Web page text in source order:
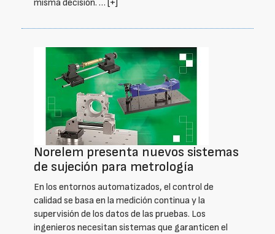
misma decisión. … [+]
Norelem presenta nuevos sistemas
de sujeción para metrología
En los entornos automatizados, el control de
calidad se basa en la medición continua y la
supervisión de los datos de las pruebas. Los
ingenieros necesitan sistemas que garanticen el